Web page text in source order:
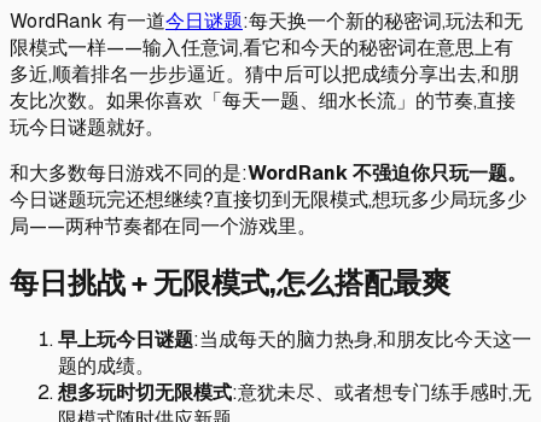
WordRank 有一道今日谜题:每天换一个新的秘密词,玩法和无
限模式一样——输入任意词,看它和今天的秘密词在意思上有
多近,顺着排名一步步逼近。猜中后可以把成绩分享出去,和朋
友比次数。如果你喜欢「每天一题、细水长流」的节奏,直接
玩今日谜题就好。
和大多数每日游戏不同的是:WordRank 不强迫你只玩一题。
今日谜题玩完还想继续?直接切到无限模式,想玩多少局玩多少
局——两种节奏都在同一个游戏里。
每日挑战 + 无限模式,怎么搭配最爽
早上玩今日谜题:当成每天的脑力热身,和朋友比今天这一
题的成绩。
想多玩时切无限模式:意犹未尽、或者想专门练手感时,无